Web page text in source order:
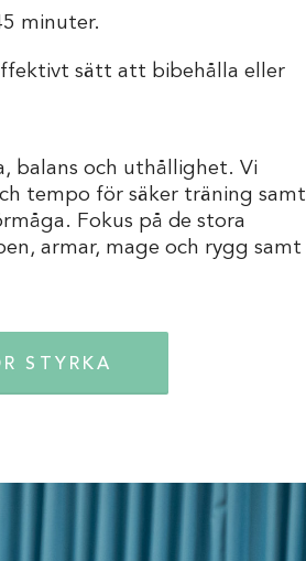
minuter.
sätt att bibehålla eller
balans och uthållighet. Vi
tempo för säker träning samt
Fokus på de stora
armar, mage och rygg samt
STYRKA